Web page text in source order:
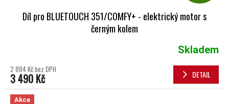
Díl pro BLUETOUCH 351/COMFY+ - elektrický motor s
černým kolem
Skladem
2 884 Kč bez DPH
3 490 Kč DETAIL
Akce